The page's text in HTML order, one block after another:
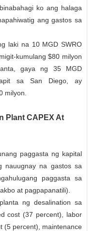
ko ang halaga
ang gastos sa
laki na 10 MGD SWRO
kumulang $80 milyon
gaya ng 35 MGD
sa San Diego, ay
milyon.
Plant CAPEX At
paggasta ng kapital
nauugnay na gastos sa
paggasta sa
at pagpapanatili).
ng desalination sa
cost (37 percent), labor
(5 percent), maintenance